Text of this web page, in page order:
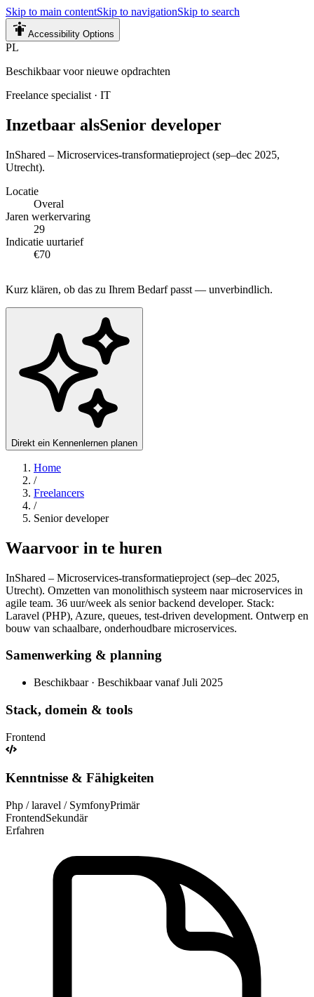
Skip to main contentSkip to navigationSkip to search
Accessibility Options
PL
Beschikbaar voor nieuwe opdrachten
Freelance specialist · IT
Inzetbaar alsSenior developer
InShared – Microservices-transformatieproject (sep–dec 2025,
Utrecht).
Locatie
Overal
Jaren werkervaring
29
Indicatie uurtarief
€70
Kurz klären, ob das zu Ihrem Bedarf passt — unverbindlich.
Direkt ein Kennenlernen planen
Home
/
Freelancers
/
Senior developer
Waarvoor in te huren
InShared – Microservices-transformatieproject (sep–dec 2025,
Utrecht). Omzetten van monolithisch systeem naar microservices in
agile team. 36 uur/week als senior backend developer. Stack:
Laravel (PHP), Azure, queues, test-driven development. Ontwerp en
bouw van schaalbare, onderhoudbare microservices.
Samenwerking & planning
Beschikbaar · Beschikbaar vanaf Juli 2025
Stack, domein & tools
Frontend
Kenntnisse & Fähigkeiten
Php / laravel / SymfonyPrimär
FrontendSekundär
Erfahren